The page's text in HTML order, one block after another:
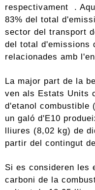
respectivament .
83% del total
sector del transport
del total d'emissions
relacionades amb
La major part de la
ven als Estats Units
d'etanol combustible
un galó d'E10
lliures (8,02 kg) de
partir del contingut de
Si es consideren les
carboni de la